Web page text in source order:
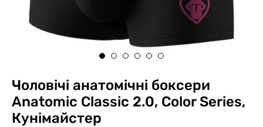
Чоловічі анатомічні боксери
Anatomic Classic 2.0, Color Series,
Кунімайстер